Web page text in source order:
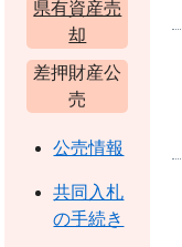
県有資産売
却
差押財産公
売
公売情報
共同入札
の手続き